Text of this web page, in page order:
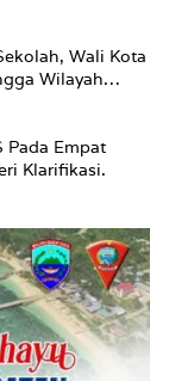
Wali Kota
Wilayah
Pada Empat
Klarifikasi.